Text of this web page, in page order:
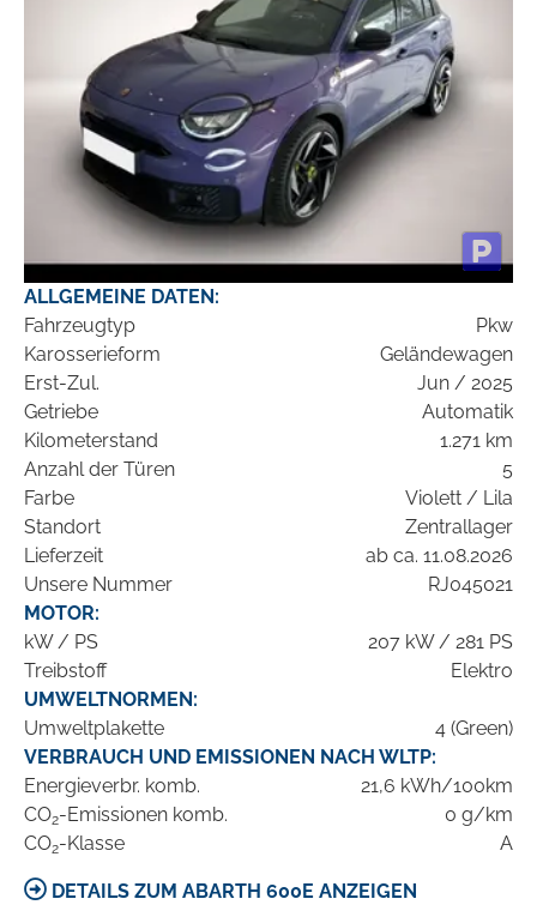
ALLGEMEINE DATEN:
Fahrzeugtyp
Pkw
Karosserieform
Geländewagen
Erst-Zul.
Jun / 2025
Getriebe
Automatik
Kilometerstand
1.271 km
Anzahl der Türen
5
Farbe
Violett / Lila
Standort
Zentrallager
Lieferzeit
ab ca. 11.08.2026
Unsere Nummer
RJ045021
MOTOR:
kW / PS
207 kW / 281 PS
Treibstoff
Elektro
UMWELTNORMEN:
Umweltplakette
4 (Green)
VERBRAUCH UND EMISSIONEN NACH WLTP:
Energieverbr. komb.
21,6 kWh/100km
CO2-Emissionen komb.
0 g/km
CO2-Klasse A
DETAILS ZUM ABARTH 600E ANZEIGEN